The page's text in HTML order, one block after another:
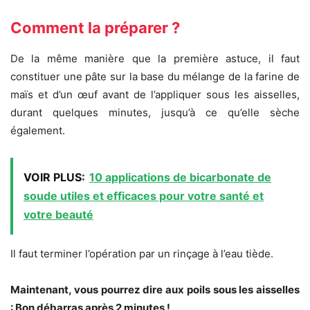
Comment la préparer ?
De la même manière que la première astuce, il faut
constituer une pâte sur la base du mélange de la farine de
maïs et d’un œuf avant de l’appliquer sous les aisselles,
durant quelques minutes, jusqu’à ce qu’elle sèche
également.
VOIR PLUS: 10 applications de bicarbonate de
soude utiles et efficaces pour votre santé et
votre beauté
Il faut terminer l’opération par un rinçage à l’eau tiède.
Maintenant, vous pourrez dire aux poils sous les aisselles